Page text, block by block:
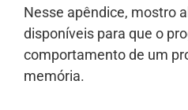
Nesse apêndice, mostro
disponíveis para que o
comportamento de um
memória.